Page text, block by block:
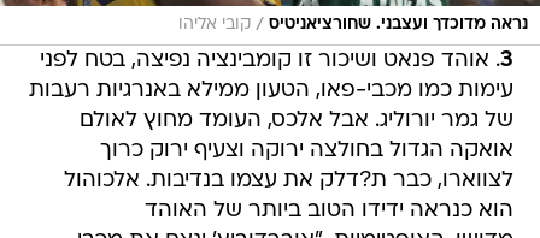
נראה מדוכדך ועצבני. שחורציאניטיס / קובי אליהו
3. אוהד פנאט ושיכור זו קומבינציה נפיצה, בטח לפני
עימות כמו מכבי-פאו, הטעון ממילא באנרגיות רעבות
של גמר יורוליג. אבל אלכס, העומד מחוץ לאולם
אואקה הגדול בחולצה ירוקה וצעיף ירוק כרוך
לצווארו, כבר ת?דלק את עצמו בנדיבות. אלכוהול
הוא כנראה ידידו הטוב ביותר של האוהד